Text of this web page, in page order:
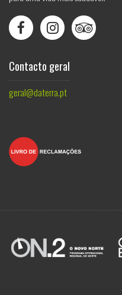
  
Contacto geral
geral@daterra.pt